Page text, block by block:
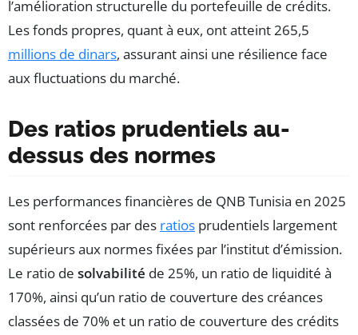
l’amélioration structurelle du portefeuille de crédits.
Les fonds propres, quant à eux, ont atteint 265,5
millions de dinars, assurant ainsi une résilience face
aux fluctuations du marché.
Des ratios prudentiels au-
dessus des normes
Les performances financières de QNB Tunisia en 2025
sont renforcées par des ratios prudentiels largement
supérieurs aux normes fixées par l’institut d’émission.
Le ratio de solvabilité de 25%, un ratio de liquidité à
170%, ainsi qu’un ratio de couverture des créances
classées de 70% et un ratio de couverture des crédits